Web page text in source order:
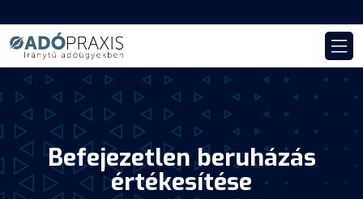
Befejezetlen beruházás
értékesítése